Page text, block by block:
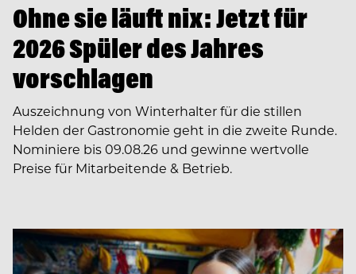
Ohne sie läuft nix: Jetzt für
2026 Spüler des Jahres
vorschlagen
Auszeichnung von Winterhalter für die stillen
Helden der Gastronomie geht in die zweite Runde.
Nominiere bis 09.08.26 und gewinne wertvolle
Preise für Mitarbeitende & Betrieb.